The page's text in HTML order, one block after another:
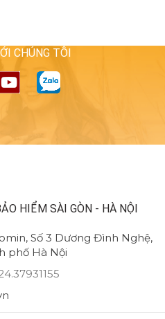
HIỂM SÀI GÒN - HÀ NỘI
Số 3 Dương Đình Nghệ,
phố Hà Nội
CHÚNG TÔI